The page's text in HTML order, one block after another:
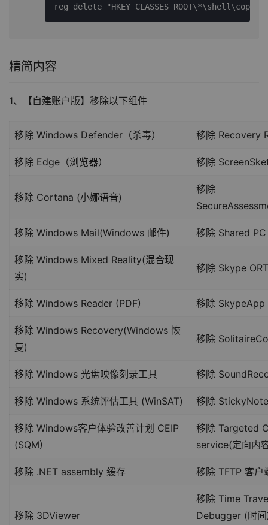
reg delete
精简内容
1、【自建账户版】移除以下组件
移除 Windows Defender（杀毒） 移除 Recovery
移除 Edge（浏览器） 移除
移除 Cortana (小娜语音)
移除
移除 Windows Mail(Windows 邮件) 移除 Shared
移除 Windows Mixed Reality(混合现
实)
移除 Skype
移除 Windows Reader (PDF) 移除 SkypeApp
移除 Windows Recovery(Windows 恢
复)
移除
移除 Windows 光盘映像刻录工具 移除
移除 Windows 系统评估工具 (WinSAT) 移除
移除 Windows客户体验改善计划 CEIP
(SQM)
移除 Targeted
service(定向内
移除 .NET assembly 缓存 移除 TFTP 客户
移除 3DViewer
移除 Time
Debugger (时